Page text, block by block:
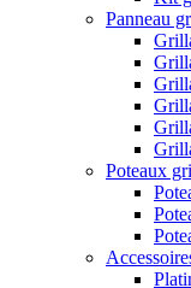
Panneau
Poteaux